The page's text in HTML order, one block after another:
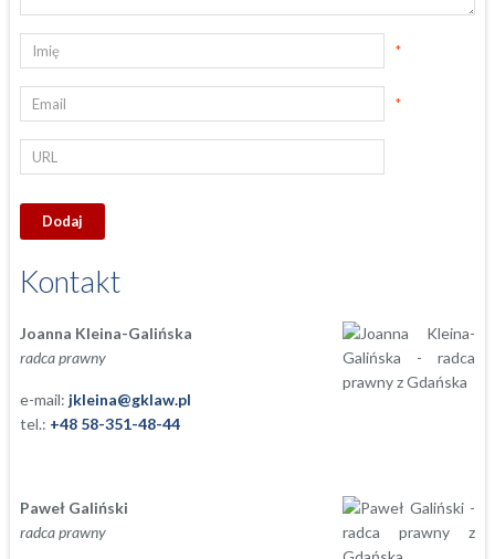
*
*
Kontakt
Joanna Kleina-Galińska
radca prawny
e-mail: jkleina@gklaw.pl
tel.: +48 58-351-48-44
Paweł Galiński
radca prawny